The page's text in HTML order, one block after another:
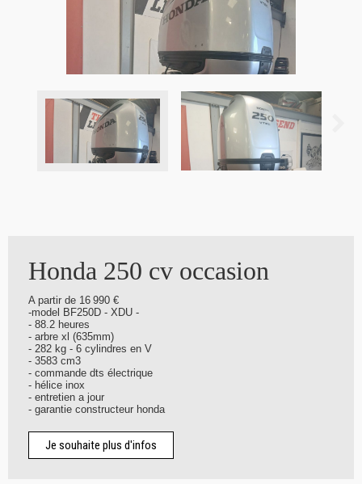
Honda 250 cv occasion
A partir de 16 990 €
-model BF250D - XDU -
- 88.2 heures
- arbre xl (635mm)
- 282 kg - 6 cylindres en V
- 3583 cm3
- commande dts électrique
- hélice inox
- entretien a jour
- garantie constructeur honda
Je souhaite plus d'infos